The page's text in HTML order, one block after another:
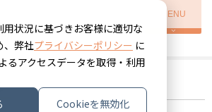
用状況に基づきお客様に適切な
、弊社プライバシーポリシー に
るアクセスデータを取得・利用
Cookieを無効化
MENU